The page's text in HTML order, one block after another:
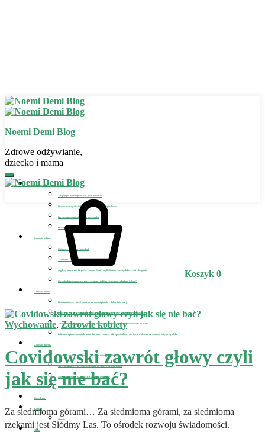
Noemi Demi Blog
Zdrowe odżywianie,
dziecko i mama
Zdrowe odżywianie
Jak jednym trikiem poprawić dietę dziecka?
Przepis na wegańskie bezglutenowe placuszki szpinakowe
Przepis na wegański bezglutenowy omlet
Przepis na wegańskie lody dla dziecka
Zdrowie kobiety
Najlepszy detoks na Nowy Rok
2 szklanki – sposób na detoks i odchudzanie
A gdyby tak zacząć biegać w Nowym Roku? czyli 10 nieoczywistych korzyści z biegania
O co chodzi z tym postem przerywanym czyli jak efektywnie schudnąć jedząc?
Zdrowie mamy
Koronawirus w ciąży i podczas karmienia piersią – dobre informacje
D-MER, czyli kiedy karmienie piersią przyprawia o depresję i jak sobie z nią poradzić
Jak schudnąć po porodzie i jednocześnie uzupełnić zwiększone zapotrzebowanie na białko
Polisa ubezpieczeniowa dla mamy karmiącej oraz w jaki sposób dieta i styl życia wpływają na wartość odżywczą mleka
Zdrowie dziecka
Jak zdrowo odżywiać dziecko – fizycznie i emocjonalnie
Szczepienia dzieci na covid-19, zobacz co sądzi o nich wirusolog
Najlepsze kuracje na pasożyty i jak wyleczyć astmę
Jak pomóc nastolatkowi z uzależnieniami?
Newsletter
Kontakt
O mnie
Sklep
Koszyk 0
Wychowanie,Zdrowie kobiety
Covidowski zawrót głowy czyli
jak się nie bać?
Za siedmioma górami… Za siedmioma górami, za siedmioma
rzekami jest Siódmy Las. To ośrodek rozwoju świadomości.